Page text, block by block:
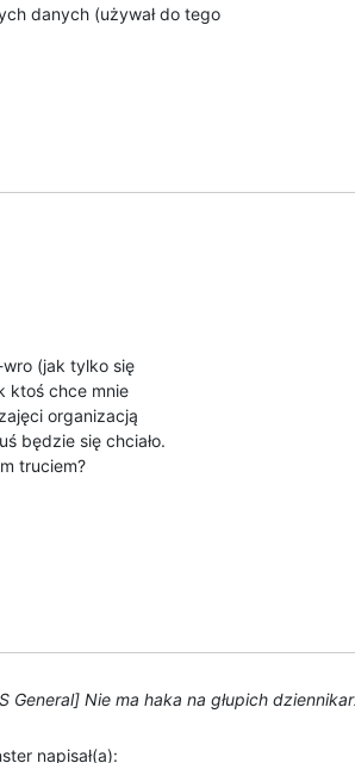
danych (używał do tego
(jak tylko się
ktoś chce mnie
organizacją
będzie się chciało.
truciem?
General] Nie ma haka na głupich
napisał(a):